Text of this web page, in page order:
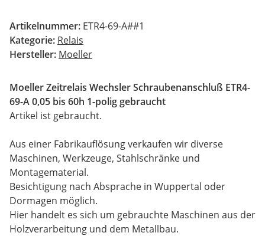
Artikelnummer: ETR4-69-A##1
Kategorie: Relais
Hersteller: Moeller
Moeller Zeitrelais Wechsler Schraubenanschluß ETR4-
69-A 0,05 bis 60h 1-polig gebraucht
Artikel ist gebraucht.
Aus einer Fabrikauflösung verkaufen wir diverse
Maschinen, Werkzeuge, Stahlschränke und
Montagematerial.
Besichtigung nach Absprache in Wuppertal oder
Dormagen möglich.
Hier handelt es sich um gebrauchte Maschinen aus der
Holzverarbeitung und dem Metallbau.